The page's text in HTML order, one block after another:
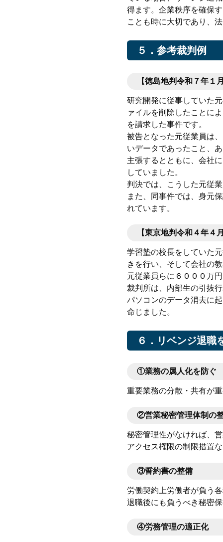
得ます。企業秩序を確保
ことも時に大切であり、
５．参考裁判例
【徳島地判令和７年１
研究開発に従事していた
ァイルを削除したことに
を請求した事件です。
被告となった元従業員は
いデータであったこと、
主張するとともに、会社
していました。
判決では、こうした元従
また、同事件では、身元
れています。
【東京地判令和４年４
学習塾の校長をしていた
きを行い、そして会社の
元従業員らに６０００万
裁判所は、内部生の引抜
パソコンのデータ消去に
命じました。
６．リベンジ退職
①業務の属人化を防ぐ
重要業務の分散・共有が
②営業秘密管理体制の
秘密管理性がなければ、
アクセス権限の制限措置
③誓約書の整備
労働契約上労働者が負う
退職後にも負うべき秘密
④労務管理の適正化